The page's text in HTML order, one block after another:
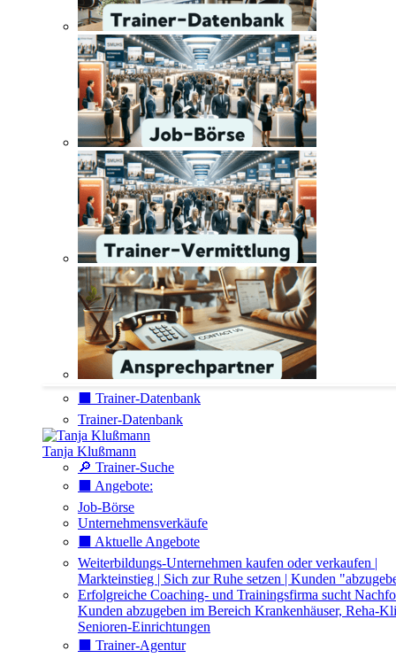
⬛️ Trainer-Datenbank
Trainer-Datenbank
Tanja Klußmann
🔎 Trainer-Suche
⬛️ Angebote:
Job-Börse
Unternehmensverkäufe
⬛️ Aktuelle Angebote
Weiterbildungs-Unternehmen kaufen oder verkaufen |
Markteinstieg | Sich zur Ruhe setzen | Kunden
Erfolgreiche Coaching- und Trainingsfirma sucht
Kunden abzugeben im Bereich Krankenhäuser, Reha-
Senioren-Einrichtungen
⬛️ Trainer-Agentur